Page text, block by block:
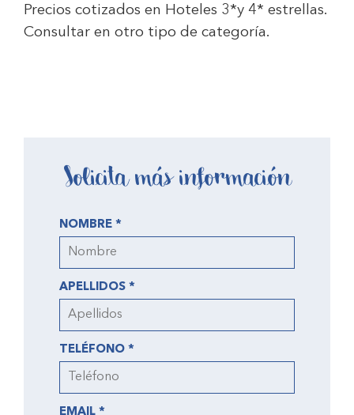
Precios cotizados en Hoteles 3*y 4* estrellas.
Consultar en otro tipo de categoría.
Solicita más información
NOMBRE *
APELLIDOS *
TELÉFONO *
EMAIL *